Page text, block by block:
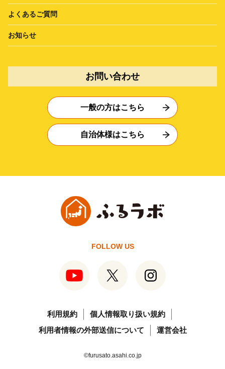
よくあるご質問
お知らせ
お問い合わせ
一般の方はこちら
自治体様はこちら
FOLLOW US
利用規約
個人情報取り扱い規約
利用者情報の外部送信について
運営会社
©furusato.asahi.co.jp